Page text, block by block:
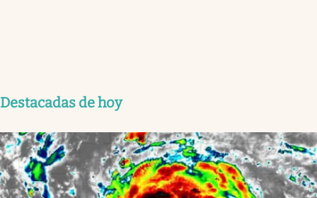
Destacadas de hoy